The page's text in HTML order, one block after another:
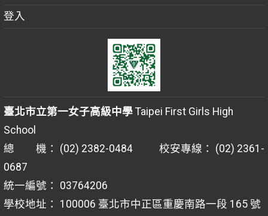
登入
臺北市立第一女子高級中學Taipei First Girls High
School
總 機： (02) 2382-0484 校安專線： (02) 2361-
0687
統一編號： 03764206
學校地址： 100006 臺北市中正區重慶南路一段 165 號